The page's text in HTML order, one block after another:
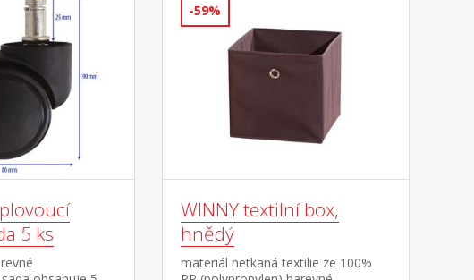
5 ks
-59%
WINNY textilní box,
hnědý
materiál netkaná textilie ze 100%